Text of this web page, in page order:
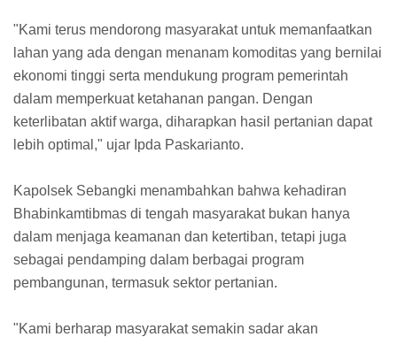
"Kami terus mendorong masyarakat untuk memanfaatkan
lahan yang ada dengan menanam komoditas yang bernilai
ekonomi tinggi serta mendukung program pemerintah
dalam memperkuat ketahanan pangan. Dengan
keterlibatan aktif warga, diharapkan hasil pertanian dapat
lebih optimal," ujar Ipda Paskarianto.
Kapolsek Sebangki menambahkan bahwa kehadiran
Bhabinkamtibmas di tengah masyarakat bukan hanya
dalam menjaga keamanan dan ketertiban, tetapi juga
sebagai pendamping dalam berbagai program
pembangunan, termasuk sektor pertanian.
"Kami berharap masyarakat semakin sadar akan